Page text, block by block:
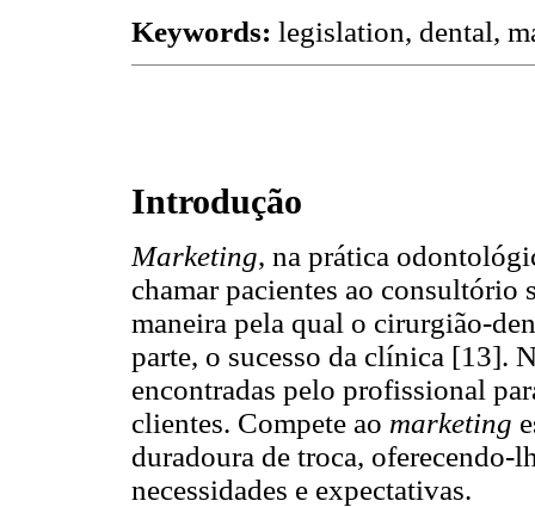
Keywords: legislation, dental,
Introdução
Marketing, na prática
chamar pacientes ao
maneira pela qual o cirurgião-
parte, o sucesso da clínica [13].
encontradas pelo profissional
clientes. Compete ao marketing
duradoura de troca, oferecendo-
necessidades e expectativas.